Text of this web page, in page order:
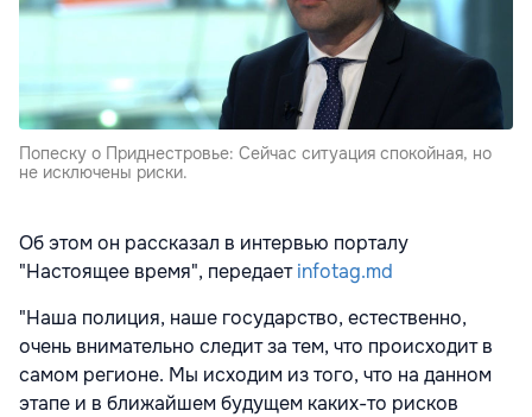
Попеску о Приднестровье: Сейчас ситуация спокойная, но
не исключены риски.
Об этом он рассказал в интервью порталу
"Настоящее время", передаетinfotag.md
"Наша полиция, наше государство, естественно,
очень внимательно следит за тем, что происходит в
самом регионе. Мы исходим из того, что на данном
этапе и в ближайшем будущем каких-то рисков